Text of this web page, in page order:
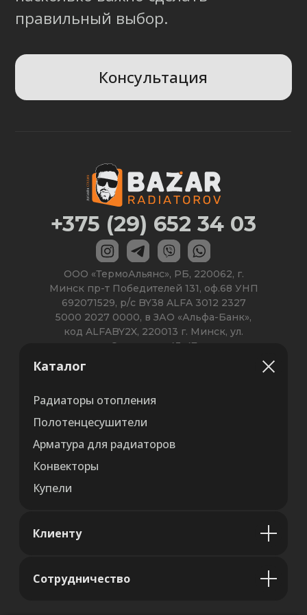
Каталог
Радиаторы отопления
Полотенцесушители
Арматура для радиаторов
Конвекторы
Купели
Клиенту
Сотрудничество